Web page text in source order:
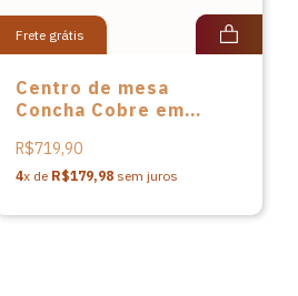
Frete grátis
Centro de mesa
Concha Cobre em
dos Santos
R$719,90
4x de R$179,98sem juros